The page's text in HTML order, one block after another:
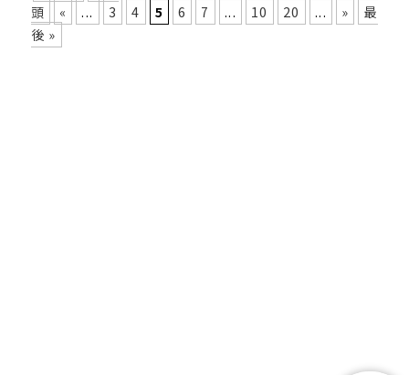
頭
« ... 3 4 5 6 7 ... 10 20 ... »
最
後 »